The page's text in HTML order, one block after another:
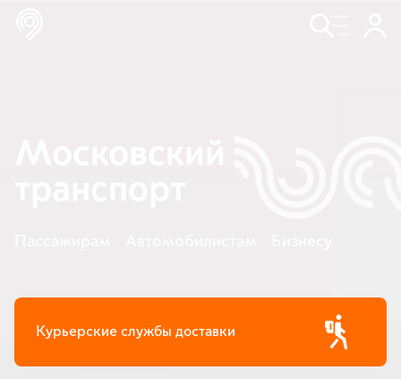
Курьерские службы доставки